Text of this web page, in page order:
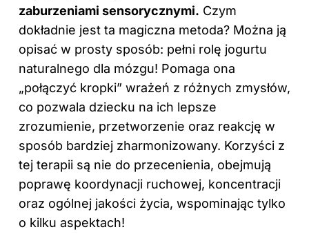
zaburzeniami sensorycznymi. Czym
dokładnie jest ta magiczna metoda? Można ją
opisać w prosty sposób: pełni rolę jogurtu
naturalnego dla mózgu! Pomaga ona
„połączyć kropki” wrażeń z różnych zmysłów,
co pozwala dziecku na ich lepsze
zrozumienie, przetworzenie oraz reakcję w
sposób bardziej zharmonizowany. Korzyści z
tej terapii są nie do przecenienia, obejmują
poprawę koordynacji ruchowej, koncentracji
oraz ogólnej jakości życia, wspominając tylko
o kilku aspektach!